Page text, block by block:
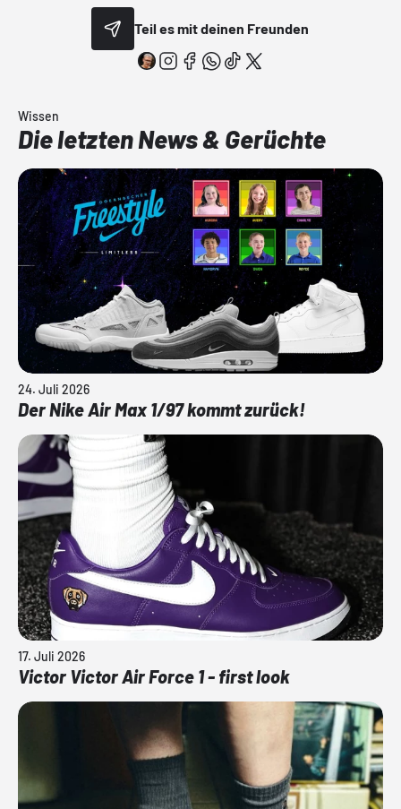
Teil es mit deinen Freunden
Wissen
Die letzten News & Gerüchte
24. Juli 2026
Der Nike Air Max 1/97 kommt zurück!
17. Juli 2026
Victor Victor Air Force 1 - first look